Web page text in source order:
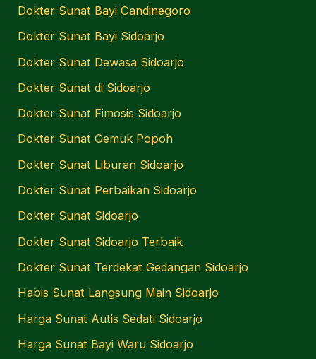
Dokter Sunat Bayi Candinegoro
Dokter Sunat Bayi Sidoarjo
Dokter Sunat Dewasa Sidoarjo
Dokter Sunat di Sidoarjo
Dokter Sunat Fimosis Sidoarjo
Dokter Sunat Gemuk Popoh
Dokter Sunat Liburan Sidoarjo
Dokter Sunat Perbaikan Sidoarjo
Dokter Sunat Sidoarjo
Dokter Sunat Sidoarjo Terbaik
Dokter Sunat Terdekat Gedangan Sidoarjo
Habis Sunat Langsung Main Sidoarjo
Harga Sunat Autis Sedati Sidoarjo
Harga Sunat Bayi Waru Sidoarjo